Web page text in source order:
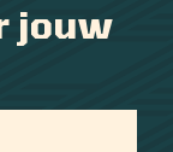
jouw